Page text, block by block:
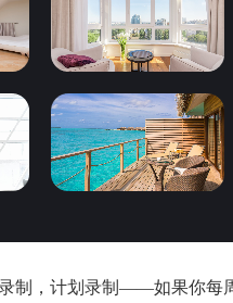
制，计划录制——如果你每